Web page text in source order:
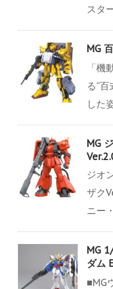
スタ
MG
「機
る“
した
MG
ジオ
ザク
ニー
MG
ダム
■MG